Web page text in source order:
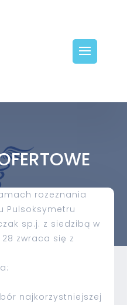
rozeznania
Pulsoksymetru
sp.j. z siedzibą w
28 zwraca się z
najkorzystniejszej